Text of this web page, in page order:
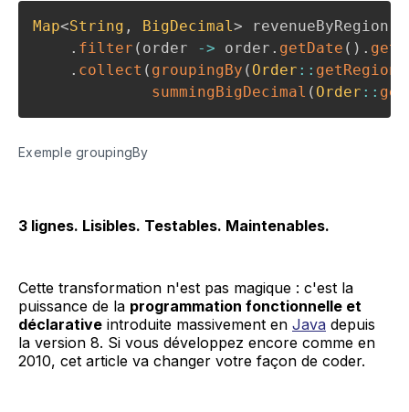
Map<String , BigDecimal > revenueByRegion
. filter ( order -> order . getDate ( ) .
. collect ( groupingBy ( Order :: getRegion
summingBigDecimal ( Order ::
Exemple groupingBy
3 lignes. Lisibles. Testables. Maintenables.
Cette transformation n'est pas magique : c'est la
puissance de la programmation fonctionnelle et
déclarative introduite massivement en Java depuis
la version 8. Si vous développez encore comme en
2010, cet article va changer votre façon de coder.